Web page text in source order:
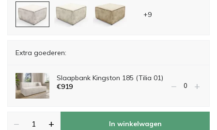
+9
Extra goederen:
Slaapbank Kingston 185 (Tilia 01)
€919 +
−
− + In winkelwagen